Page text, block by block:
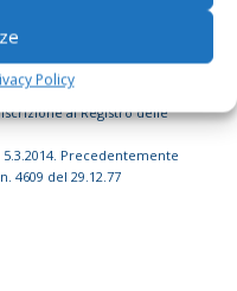
Policy
Sede legale Via Eritrea 21 -
al Registro delle
Precedentemente
4609 del 29.12.77